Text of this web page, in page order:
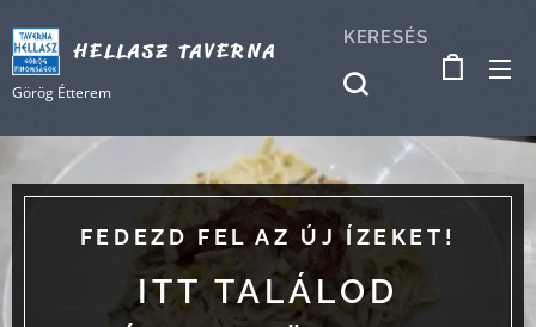
HELLASZ TAVERNA
Görög Étterem
KERESÉS
FEDEZD FEL AZ ÚJ ÍZEKET!
ITT TALÁLOD